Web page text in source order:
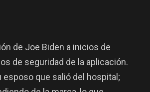
de Joe Biden a inicios de
de seguridad de la aplicación.
que salió del hospital;